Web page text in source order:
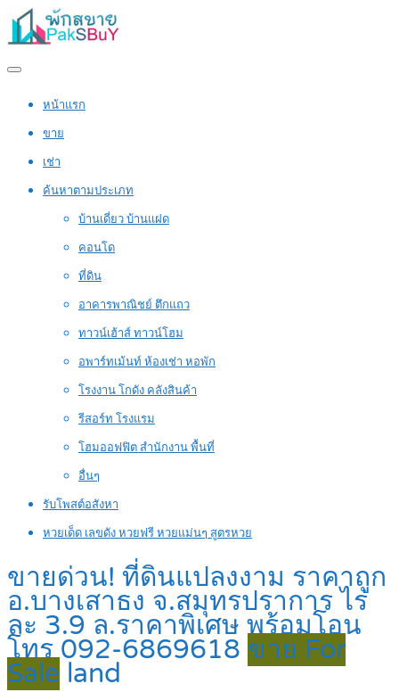
หน้าแรก
ขาย
เช่า
ค้นหาตามประเภท
บ้านเดี่ยว บ้านแฝด
คอนโด
ที่ดิน
อาคารพาณิชย์ ตึกแถว
ทาวน์เฮ้าส์ ทาวน์โฮม
อพาร์ทเม้นท์ ห้องเช่า หอพัก
โรงงาน โกดัง คลังสินค้า
รีสอร์ท โรงแรม
โฮมออฟฟิต สำนักงาน พื้นที่
อื่นๆ
รับโพสต์อสังหา
หวยเด็ด เลขดัง หวยฟรี หวยแม่นๆ สูตรหวย
ขายด่วน! ที่ดินแปลงงาม ราคาถูก
อ.บางเสาธง จ.สมุทรปราการ ไร่
ละ 3.9 ล.ราคาพิเศษ พร้อมโอน
โทร 092-6869618 ขาย For
Sale land